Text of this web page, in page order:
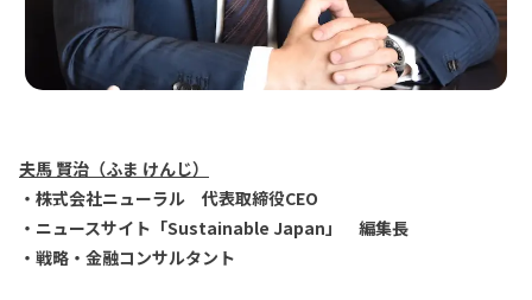
夫馬 賢治（ふま けんじ）
・株式会社ニューラル 代表取締役CEO
・ニュースサイト「Sustainable Japan」 編集長
・戦略・金融コンサルタント